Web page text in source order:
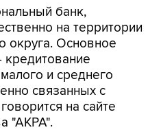
банк,
на территории
Основное
кредитование
и среднего
связанных с
на сайте
"АКРА".